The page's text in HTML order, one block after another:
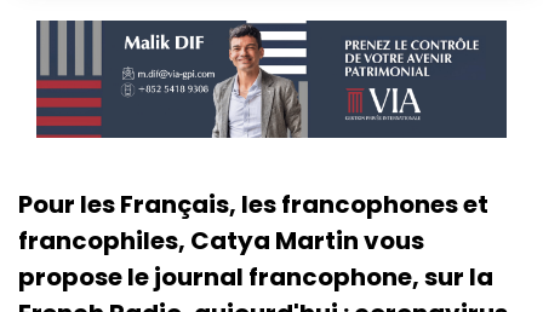
Pour les Français, les francophones et
francophiles, Catya Martin vous
propose le journal francophone, sur la